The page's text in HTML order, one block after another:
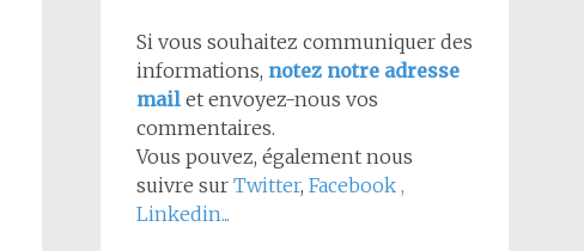
Si vous souhaitez communiquer des
informations, notez notre adresse
mail et envoyez-nous vos
commentaires.
Vous pouvez, également nous
suivre sur Twitter, Facebook ,
Linkedin...